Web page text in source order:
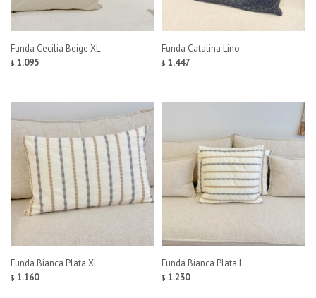
Funda Cecilia Beige XL
$ 1.095
Funda Catalina Lino
$ 1.447
Funda Bianca Plata XL
$ 1.160
Funda Bianca Plata L
$ 1.230